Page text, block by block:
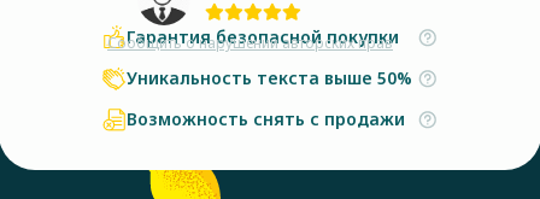
Сообщить о нарушении авторских прав
Гарантия безопасной покупки
Уникальность текста выше 50%
Возможность снять с продажи